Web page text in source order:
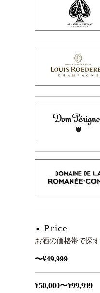
Price
お酒の価格帯で探す
〜¥49,999
¥50,000〜¥99,999